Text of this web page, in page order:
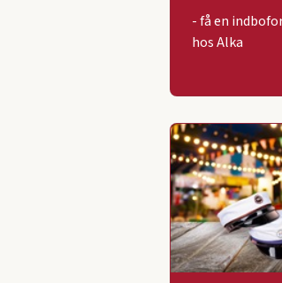
- få en
hos Alka